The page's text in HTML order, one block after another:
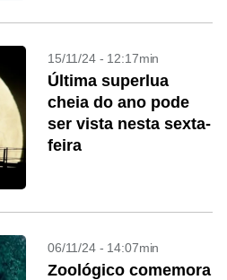
15/11/24 - 12:17min
Última superlua
cheia do ano pode
ser vista nesta sexta-
feira
06/11/24 - 14:07min
Zoológico comemora